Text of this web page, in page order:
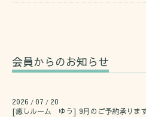
会員からのお知らせ
2026 / 07 / 20
[癒しルーム ゆう] 9月のご予約承ります